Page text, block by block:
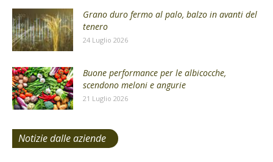
Grano duro fermo al palo, balzo in avanti del
tenero
24 Luglio 2026
Buone performance per le albicocche,
scendono meloni e angurie
21 Luglio 2026
Notizie dalle aziende